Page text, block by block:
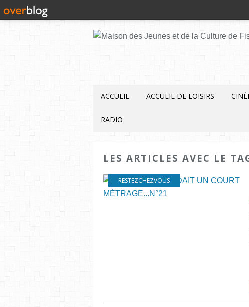
ACCUEIL ACCUEIL DE LOISIRS
RADIO
LES ARTICLES AVEC LE
RESTEZCHEZVOUS